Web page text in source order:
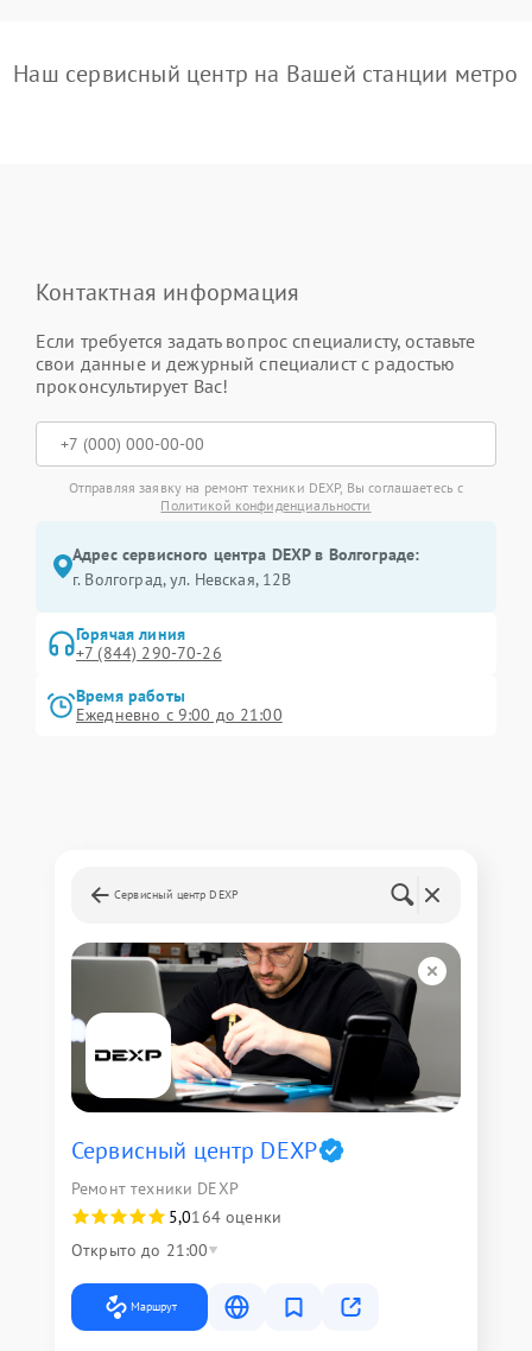
Наш сервисный центр на Вашей станции метро
Контактная информация
Если требуется задать вопрос специалисту, оставьте
свои данные и дежурный специалист с радостью
проконсультирует Вас!
Отправляя заявку на ремонт техники DEXP, Вы соглашаетесь с
Политикой конфиденциальности
Адрес сервисного центра DEXP в Волгограде:
г. Волгоград, ул. Невская, 12В
Горячая линия
+7 (844) 290-70-26
Время работы
Ежедневно с 9:00 до 21:00
Сервисный центр DEXP
Сервисный центр DEXP
Ремонт техники DEXP
5,0164 оценки
Открыто до 21:00
Маршрут